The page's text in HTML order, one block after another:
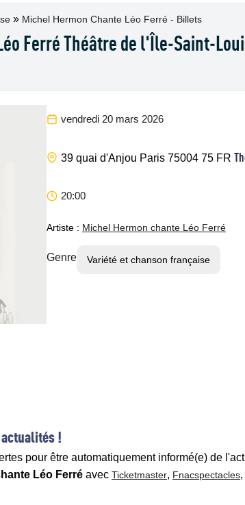
» Michel Hermon Chante Léo Ferré - Billets
Ferré Théâtre de l'Île-Saint-
vendredi 20 mars 2026
39 quai d'Anjou Paris 75004 75 FR
20:00
Artiste : Michel Hermon chante Léo Ferré
Genre Variété et chanson française
!
pour être automatiquement informé(e) de
Léo Ferré avec Ticketmaster, Fnacspectacles,